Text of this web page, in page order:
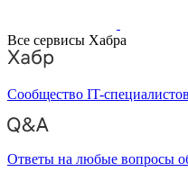
Все сервисы Хабра
Сообщество IT-специалистов
Ответы на любые вопросы